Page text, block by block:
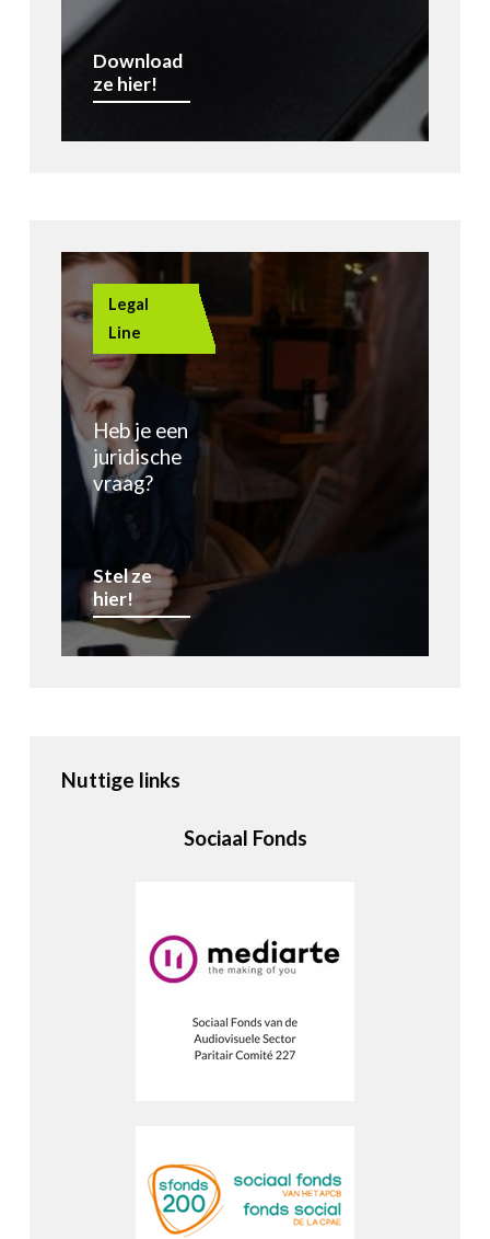
Download
ze hier!
Legal
Line
Heb je een
juridische
vraag?
Stel ze
hier!
Nuttige links
Sociaal Fonds